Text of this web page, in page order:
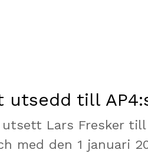
utsedd till
utsett Lars Fresker
med den 1 januari